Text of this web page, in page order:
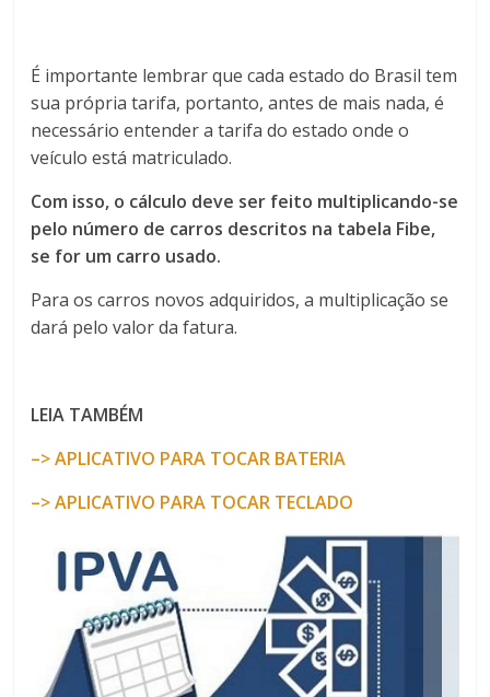
É importante lembrar que cada estado do Brasil tem
sua própria tarifa, portanto, antes de mais nada, é
necessário entender a tarifa do estado onde o
veículo está matriculado.
Com isso, o cálculo deve ser feito multiplicando-se
pelo número de carros descritos na tabela Fibe,
se for um carro usado.
Para os carros novos adquiridos, a multiplicação se
dará pelo valor da fatura.
LEIA TAMBÉM
–> APLICATIVO PARA TOCAR BATERIA
–> APLICATIVO PARA TOCAR TECLADO